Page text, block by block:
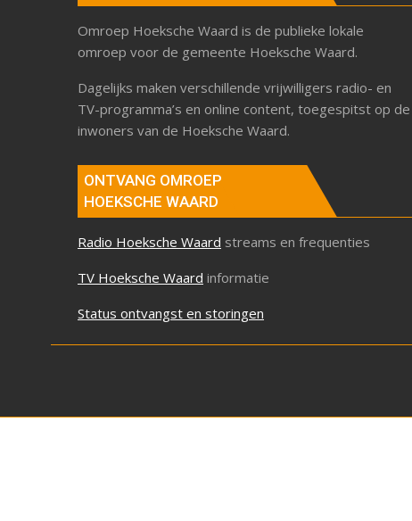
Omroep Hoeksche Waard is de publieke lokale
omroep voor de gemeente Hoeksche Waard.
Dagelijks maken verschillende vrijwilligers radio- en
TV-programma’s en online content, toegespitst op de
inwoners van de Hoeksche Waard.
ONTVANG OMROEP
HOEKSCHE WAARD
Radio Hoeksche Waard streams en frequenties
TV Hoeksche Waard informatie
Status ontvangst en storingen